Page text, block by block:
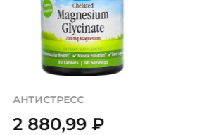
АНТИСТРЕСС
2 880,99₽